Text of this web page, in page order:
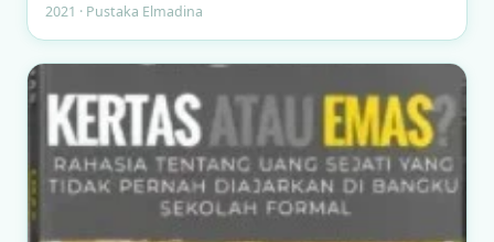
2021 · Pustaka Elmadina